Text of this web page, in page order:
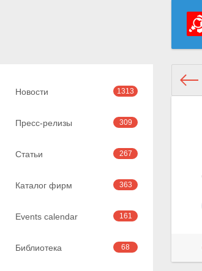
Новости 1313
Пресс-релизы 309
Статьи 267
Каталог фирм 363
Events calendar 161
Библиотека 68